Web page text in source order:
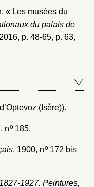
« Les musées du
du palais de
p. 48-65, p. 63,
(Isère)).
no185.
, 1900, no172 bis
1927. Peintures,